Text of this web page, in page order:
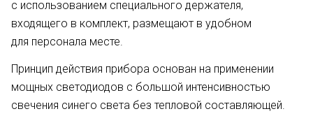
с использованием специального держателя,
входящего в комплект, размещают в удобном
для персонала месте.
Принцип действия прибора основан на применении
мощных светодиодов с большой интенсивностью
свечения синего света без тепловой составляющей.